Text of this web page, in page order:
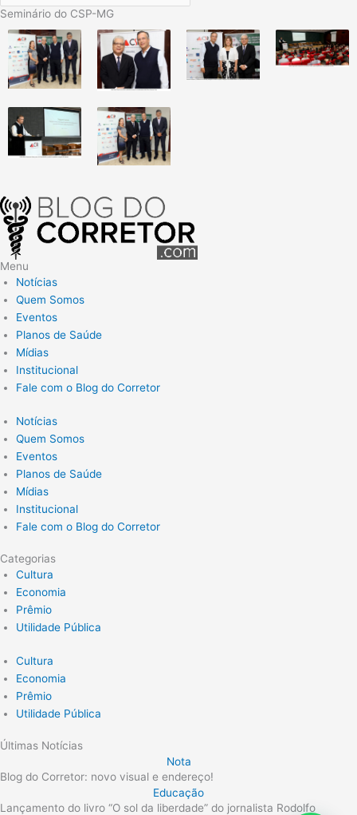
Seminário do CSP-MG
Menu
Notícias
Quem Somos
Eventos
Planos de Saúde
Mídias
Institucional
Fale com o Blog do Corretor
Notícias
Quem Somos
Eventos
Planos de Saúde
Mídias
Institucional
Fale com o Blog do Corretor
Categorias
Cultura
Economia
Prêmio
Utilidade Pública
Cultura
Economia
Prêmio
Utilidade Pública
Últimas Notícias
Nota
Blog do Corretor: novo visual e endereço!
Educação
Lançamento do livro “O sol da liberdade” do jornalista Rodolfo